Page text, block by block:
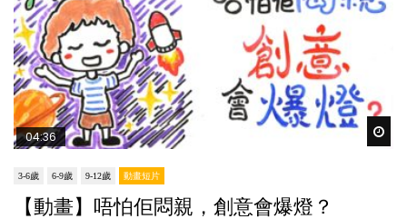
04:36
3-6歲 6-9歲 9-12歲 動畫短片
【動畫】唔怕佢悶親，創意會爆燈？